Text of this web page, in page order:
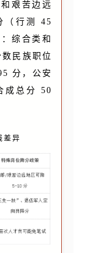
艰苦边远
（行测 45
综合类和
民族职位
分，公安
成总分 50
差异